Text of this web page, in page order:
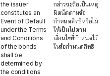
the issuer
constitutes an
Event of Default
under the Terms
and Conditions
of the bonds
shall be
determined by
the conditions
กล่าวจะถือเป็นเหตุ
ผิดนัดตามข้อ
กำหนดสิทธิหรือไม่
ให้เป็นไปตาม
เงื่อนไขที่กำหนดไว้
ในข้อกำหนดสิทธิ